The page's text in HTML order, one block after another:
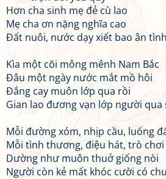
Hơn cha sinh mẹ đẻ cù lao
Mẹ cha ơn nặng nghĩa cao
Đất nuôi, nước dạy xiết bao ân tình
Kìa một cõi mông mênh Nam Bắc
Đâu một ngày nước mắt mồ hôi
Đắng cay muôn lớp qua rồi
Gian lao đương vạn lớp người qua
Mỗi đường xóm, nhịp cầu, luống
Mỗi tình thương, điệu hát, trò chơi
Dường như muôn thuở giống nòi
Người còn kẻ mất khóc cười có